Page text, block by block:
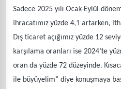
Sadece 2025 yılı Ocak-Eylül
ihracatımız yüzde 4,1 artarken,
Dış ticaret açığımız yüzde 12
karşılama oranları ise 2024’te
oran da yüzde 72 düzeyinde.
ile büyüyelim” diye konuşmaya